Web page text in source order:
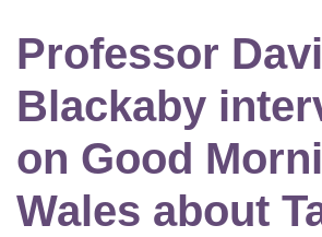
Professor
Blackaby
on Good
Wales about